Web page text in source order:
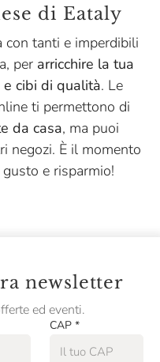
di Eataly
con tanti e imperdibili
per arricchire la tua
cibi di qualità. Le
ti permettono di
da casa, ma puoi
negozi. È il momento
e risparmio!
newsletter
ed eventi.
CAP *